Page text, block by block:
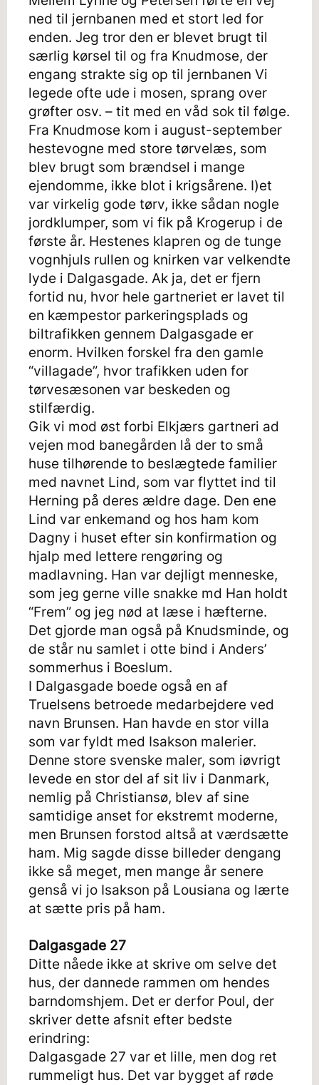
ned til jernbanen med et stort led for
enden. Jeg tror den er blevet brugt til
særlig kørsel til og fra Knudmose, der
engang strakte sig op til jernbanen Vi
legede ofte ude i mosen, sprang over
grøfter osv. – tit med en våd sok til følge.
Fra Knudmose kom i august-september
hestevogne med store tørvelæs, som
blev brugt som brændsel i mange
ejendomme, ikke blot i krigsårene. I)et
var virkelig gode tørv, ikke sådan nogle
jordklumper, som vi fik på Krogerup i de
første år. Hestenes klapren og de tunge
vognhjuls rullen og knirken var velkendte
lyde i Dalgasgade. Ak ja, det er fjern
fortid nu, hvor hele gartneriet er lavet til
en kæmpestor parkeringsplads og
biltrafikken gennem Dalgasgade er
enorm. Hvilken forskel fra den gamle
“villagade”, hvor trafikken uden for
tørvesæsonen var beskeden og
stilfærdig.
Gik vi mod øst forbi Elkjærs gartneri ad
vejen mod banegården lå der to små
huse tilhørende to beslægtede familier
med navnet Lind, som var flyttet ind til
Herning på deres ældre dage. Den ene
Lind var enkemand og hos ham kom
Dagny i huset efter sin konfirmation og
hjalp med lettere rengøring og
madlavning. Han var dejligt menneske,
som jeg gerne ville snakke md Han holdt
“Frem” og jeg nød at læse i hæfterne.
Det gjorde man også på Knudsminde, og
de står nu samlet i otte bind i Anders’
sommerhus i Boeslum.
I Dalgasgade boede også en af
Truelsens betroede medarbejdere ved
navn Brunsen. Han havde en stor villa
som var fyldt med Isakson malerier.
Denne store svenske maler, som iøvrigt
levede en stor del af sit liv i Danmark,
nemlig på Christiansø, blev af sine
samtidige anset for ekstremt moderne,
men Brunsen forstod altså at værdsætte
ham. Mig sagde disse billeder dengang
ikke så meget, men mange år senere
genså vi jo Isakson på Lousiana og lærte
at sætte pris på ham.
Dalgasgade 27
Ditte nåede ikke at skrive om selve det
hus, der dannede rammen om hendes
barndomshjem. Det er derfor Poul, der
skriver dette afsnit efter bedste
erindring:
Dalgasgade 27 var et lille, men dog ret
rummeligt hus. Det var bygget af røde